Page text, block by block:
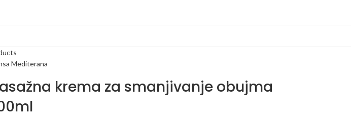
Mediterana
krema za smanjivanje obujma